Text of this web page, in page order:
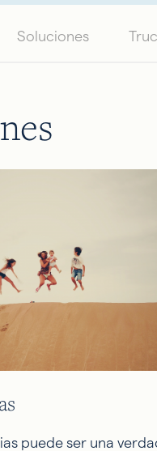
Soluciones
puede ser una